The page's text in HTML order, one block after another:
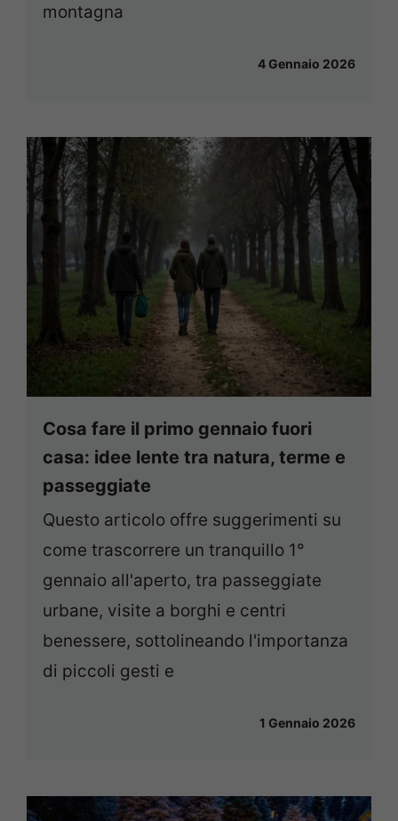
montagna
4 Gennaio 2026
Cosa fare il primo gennaio fuori
casa: idee lente tra natura, terme e
passeggiate
Questo articolo offre suggerimenti su
come trascorrere un tranquillo 1°
gennaio all'aperto, tra passeggiate
urbane, visite a borghi e centri
benessere, sottolineando l'importanza
di piccoli gesti e
1 Gennaio 2026